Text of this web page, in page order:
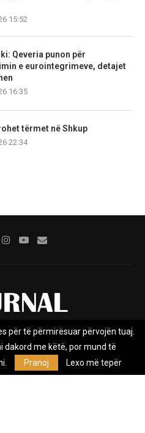
15:52
Qeveria punon për
e eurointegrimeve, detajet
16:35
tërmet në Shkup
22:34
Marketing
Policy
e pavarur, e themeluar në vitin
për të përmirësuar përvojën tuaj.
dakord me këtë, por mund të
Pranoj Lexo më tepër